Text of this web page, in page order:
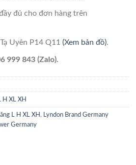
đủ cho đơn hàng trên
Uyên P14 Q11 (Xem bản đồ).
999 843 (Zalo).
H XL XH
L H XL XH ,
Lyndon Brand Germany
Germany